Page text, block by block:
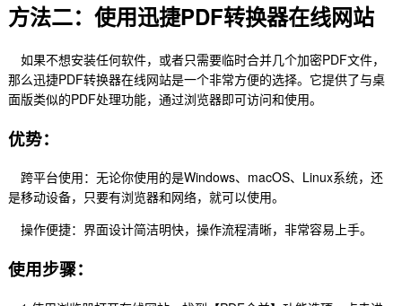
方法二：使用迅捷PDF转换器在线网站
如果不想安装任何软件，或者只需要临时合并几个加密PDF文件，
那么迅捷PDF转换器在线网站是一个非常方便的选择。它提供了与桌
面版类似的PDF处理功能，通过浏览器即可访问和使用。
优势：
跨平台使用：无论你使用的是Windows、macOS、Linux系统，还
是移动设备，只要有浏览器和网络，就可以使用。
操作便捷：界面设计简洁明快，操作流程清晰，非常容易上手。
使用步骤：